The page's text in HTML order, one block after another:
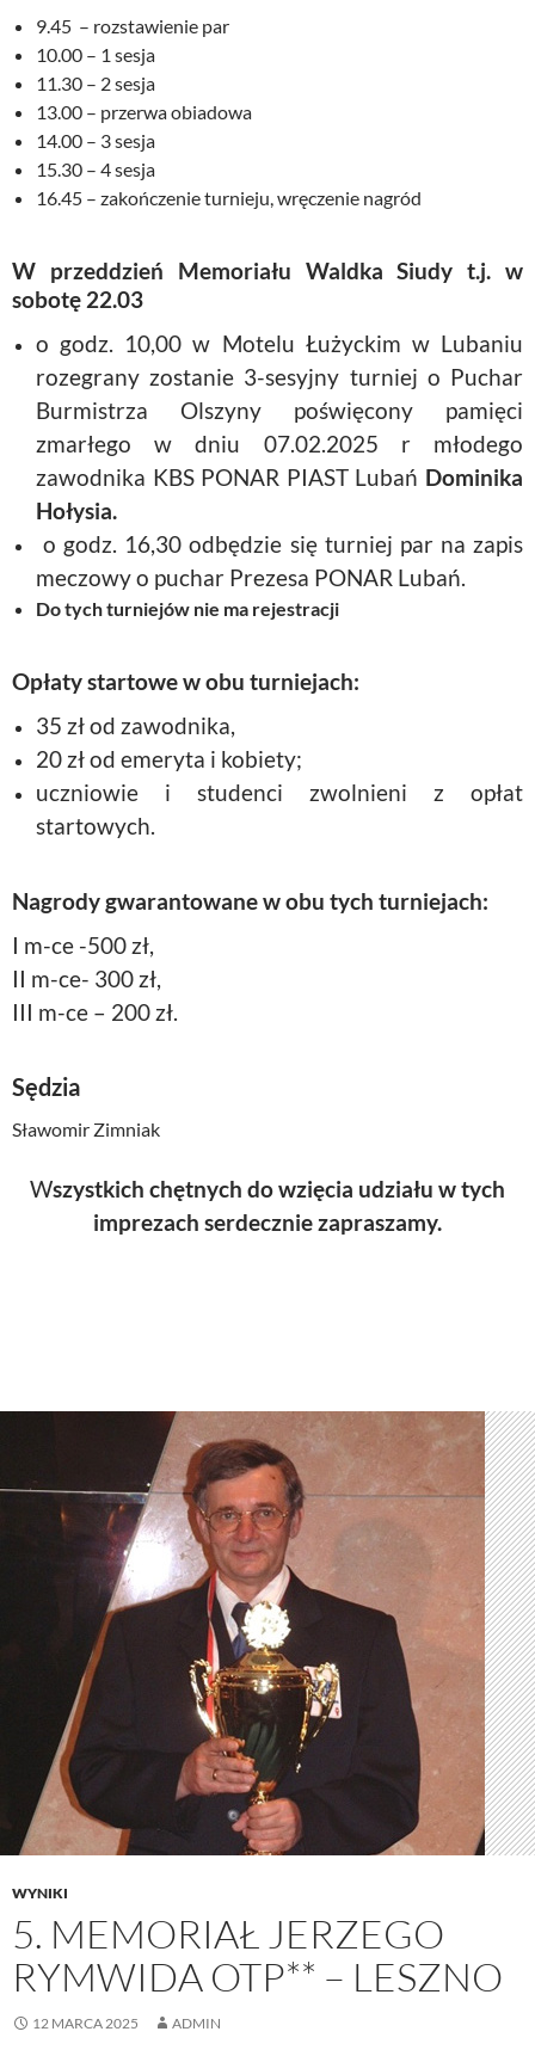
9.45 – rozstawienie par
10.00 – 1 sesja
11.30 – 2 sesja
13.00 – przerwa obiadowa
14.00 – 3 sesja
15.30 – 4 sesja
16.45 – zakończenie turnieju, wręczenie nagród
W przeddzień Memoriału Waldka Siudy t.j. w
sobotę 22.03
o godz. 10,00 w Motelu Łużyckim w Lubaniu
rozegrany zostanie 3-sesyjny turniej o Puchar
Burmistrza Olszyny poświęcony pamięci
zmarłego w dniu 07.02.2025 r młodego
zawodnika KBS PONAR PIAST Lubań Dominika
Hołysia.
o godz. 16,30 odbędzie się turniej par na zapis
meczowy o puchar Prezesa PONAR Lubań.
Do tych turniejów nie ma rejestracji
Opłaty startowe w obu turniejach:
35 zł od zawodnika,
20 zł od emeryta i kobiety;
uczniowie i studenci zwolnieni z opłat
startowych.
Nagrody gwarantowane w obu tych turniejach:
I m-ce -500 zł,
II m-ce- 300 zł,
III m-ce – 200 zł.
Sędzia
Sławomir Zimniak
Wszystkich chętnych do wzięcia udziału w tych
imprezach serdecznie zapraszamy.
WYNIKI
5. MEMORIAŁ JERZEGO
RYMWIDA OTP** – LESZNO
12 MARCA 2025 ADMIN